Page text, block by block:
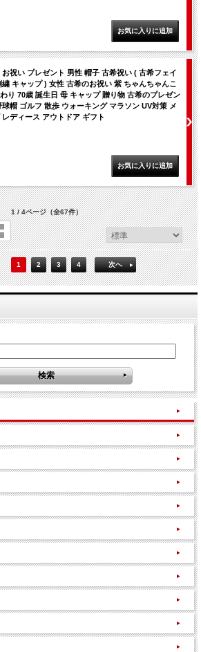
お祝い プレゼント 男性 帽子 古希祝い ( 古希フェイ
繍 キャップ ) 女性 古希のお祝い 紫 ちゃんちゃんこ
り 70歳 誕生日 母 キャップ 贈り物 古希のプレゼン
球帽 ゴルフ 散歩 ウォーキング マラソン UV対策 メ
レディース アウトドア ギフト
1 / 4ページ（全67件）
1 2 3 4 次へ